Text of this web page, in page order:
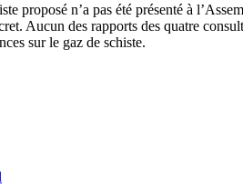
proposé n’a pas été présenté à
Aucun des rapports des quatre
sur le gaz de schiste.